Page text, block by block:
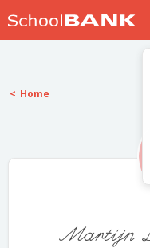
Home
Martijn